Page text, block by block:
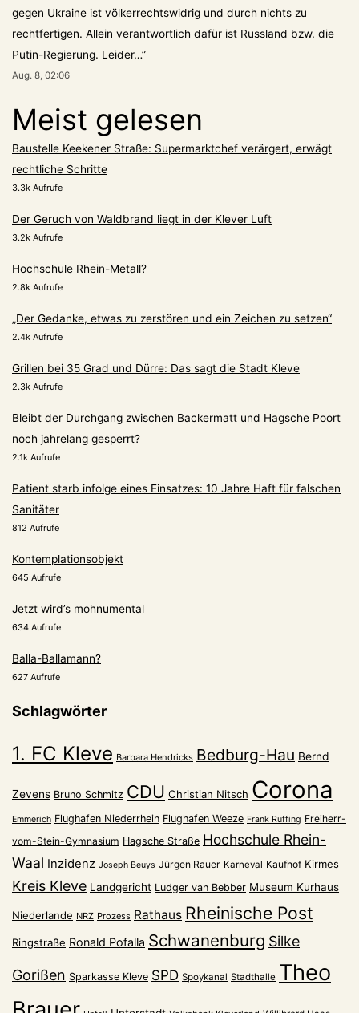
gegen Ukraine ist völkerrechtswidrig und durch nichts zu
rechtfertigen. Allein verantwortlich dafür ist Russland bzw. die
Putin-Regierung. Leider…”
Aug. 8, 02:06
Meist gelesen
Baustelle Keekener Straße: Supermarktchef verärgert, erwägt
rechtliche Schritte
3.3k Aufrufe
Der Geruch von Waldbrand liegt in der Klever Luft
3.2k Aufrufe
Hochschule Rhein-Metall?
2.8k Aufrufe
„Der Gedanke, etwas zu zerstören und ein Zeichen zu setzen“
2.4k Aufrufe
Grillen bei 35 Grad und Dürre: Das sagt die Stadt Kleve
2.3k Aufrufe
Bleibt der Durchgang zwischen Backermatt und Hagsche Poort
noch jahrelang gesperrt?
2.1k Aufrufe
Patient starb infolge eines Einsatzes: 10 Jahre Haft für falschen
Sanitäter
812 Aufrufe
Kontemplationsobjekt
645 Aufrufe
Jetzt wird’s mohnumental
634 Aufrufe
Balla-Ballamann?
627 Aufrufe
Schlagwörter
1. FC Kleve Barbara Hendricks Bedburg-Hau Bernd
Zevens Bruno Schmitz CDU Christian Nitsch Corona
Emmerich Flughafen Niederrhein Flughafen Weeze Frank Ruffing Freiherr-
vom-Stein-Gymnasium Hagsche Straße Hochschule Rhein-
Waal Inzidenz Joseph Beuys Jürgen Rauer Karneval Kaufhof Kirmes
Kreis Kleve Landgericht Ludger van Bebber Museum Kurhaus
Niederlande NRZ Prozess Rathaus Rheinische Post
Ringstraße Ronald Pofalla Schwanenburg Silke
Gorißen Sparkasse Kleve SPD Spoykanal Stadthalle Theo